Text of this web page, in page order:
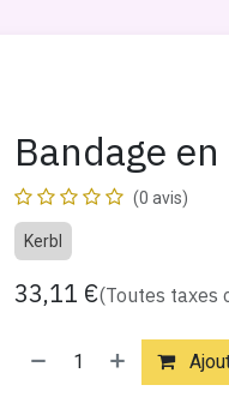
Bandage
(0 avis)
Kerbl
33,11 €(Toutes taxes